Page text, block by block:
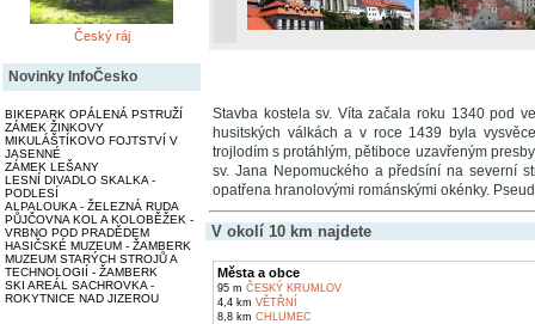
Český ráj
Novinky InfoČesko
BIKEPARK OPÁLENÁ PSTRUŽÍ
ZÁMEK ŽINKOVY
MIKULÁŠTÍKOVO FOJTSTVÍ V
JASENNÉ
ZÁMEK LEŠANY
LESNÍ DIVADLO SKALKA -
PODLESÍ
ALPALOUKA - ŽELEZNÁ RUDA
PŮJČOVNA KOL A KOLOBĚŽEK -
VRBNO POD PRADĚDEM
HASIČSKÉ MUZEUM - ŽAMBERK
MUZEUM STARÝCH STROJŮ A
TECHNOLOGIÍ - ŽAMBERK
SKI AREÁL SACHROVKA -
ROKYTNICE NAD JIZEROU
Stavba kostela sv. Víta začala roku 1340 pod
husitských válkách a v roce 1439 byla
trojlodím s protáhlým, pětiboce uzavřeným
sv. Jana Nepomuckého a předsíní na severní
opatřena hranolovými románskými okénky.
V okolí 10 km najdete
Města a obce
95 m ČESKÝ KRUMLOV
4,4 km VĚTŘNÍ
8,8 km CHLUMEC